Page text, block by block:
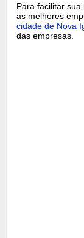
Para facilitar
as melhores
cidade de Nova
das empresas.